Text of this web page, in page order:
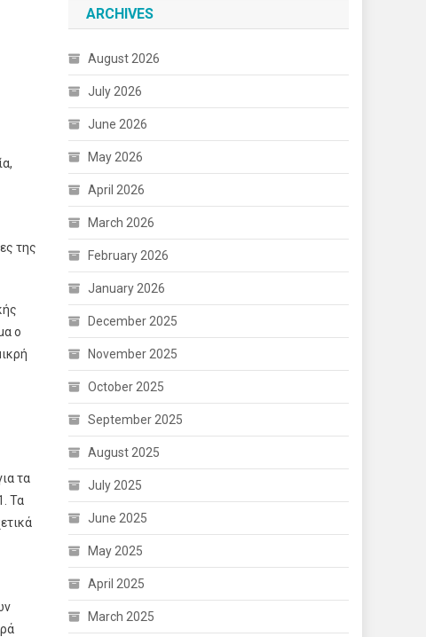
της
ο
τα
Τα
ARCHIVES
August 2026
July 2026
June 2026
May 2026
April 2026
March 2026
February 2026
January 2026
December 2025
November 2025
October 2025
September 2025
August 2025
July 2025
June 2025
May 2025
April 2025
March 2025